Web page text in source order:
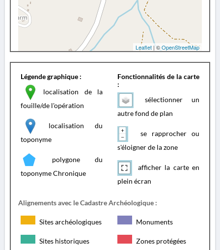
Leaflet | ©OpenStreetMap
Légende graphique :
localisation de la
fouille/de l'opération
localisation du
toponyme
polygone du
toponyme Chronique
Fonctionnalités de la carte
:
sélectionner un
autre fond de plan
se rapprocher ou
s'éloigner de la zone
afficher la carte en
plein écran
Alignements avec le Cadastre Archéologique :
Sites archéologiques Monuments
Sites historiques Zones protégées